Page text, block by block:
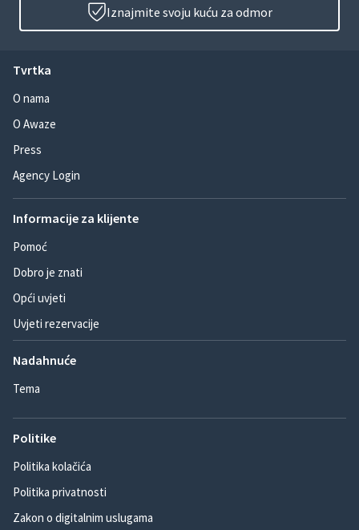
Iznajmite svoju kuću za odmor
Tvrtka
O nama
O Awaze
Press
Agency Login
Informacije za klijente
Pomoć
Dobro je znati
Opći uvjeti
Uvjeti rezervacije
Nadahnuće
Tema
Politike
Politika kolačića
Politika privatnosti
Zakon o digitalnim uslugama